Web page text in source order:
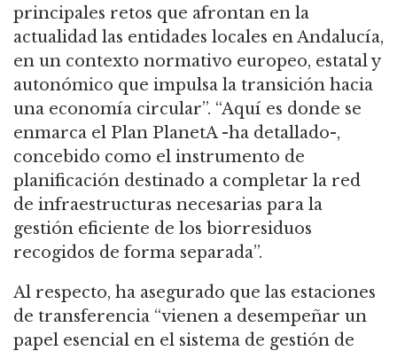
principales retos que afrontan en la
actualidad las entidades locales en Andalucía,
en un contexto normativo europeo, estatal y
autonómico que impulsa la transición hacia
una economía circular”. “Aquí es donde se
enmarca el Plan PlanetA -ha detallado-,
concebido como el instrumento de
planificación destinado a completar la red
de infraestructuras necesarias para la
gestión eficiente de los biorresiduos
recogidos de forma separada”.
Al respecto, ha asegurado que las estaciones
de transferencia “vienen a desempeñar un
papel esencial en el sistema de gestión de